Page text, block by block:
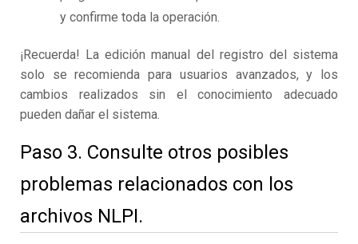
y confirme toda la operación.
¡Recuerda! La edición manual del registro del sistema
solo se recomienda para usuarios avanzados, y los
cambios realizados sin el conocimiento adecuado
pueden dañar el sistema.
Paso 3. Consulte otros posibles
problemas relacionados con los
archivos NLPI.